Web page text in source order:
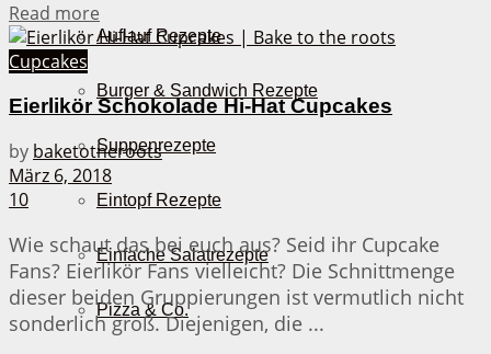
Auflauf Rezepte
Burger & Sandwich Rezepte
Suppenrezepte
Eintopf Rezepte
Einfache Salatrezepte
Pizza & Co.
Read more
Cupcakes
Eierlikör Schokolade Hi-Hat Cupcakes
by baketotheroots
März 6, 2018
10
Wie schaut das bei euch aus? Seid ihr Cupcake
Fans? Eierlikör Fans vielleicht? Die Schnittmenge
dieser beiden Gruppierungen ist vermutlich nicht
sonderlich groß. Diejenigen, die ...